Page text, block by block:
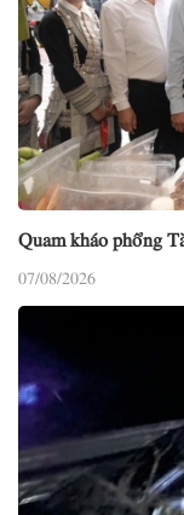
Quam kháo phổng
07/08/2026